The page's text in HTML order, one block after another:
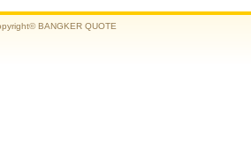
BANGKER QUOTE